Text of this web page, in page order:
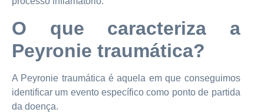
O que caracteriza a
Peyronie traumática?
A Peyronie traumática é aquela em que conseguimos
identificar um evento específico como ponto de partida
da doença.